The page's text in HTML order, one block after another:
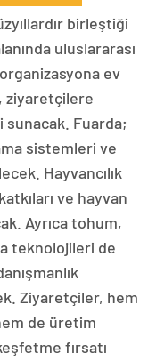
birleştiği
uluslararası
ev
ziyaretçilere
Fuarda;
sistemleri ve
Hayvancılık
ve hayvan
Ayrıca tohum,
teknolojileri de
Ziyaretçiler, hem
de üretim
fırsatı